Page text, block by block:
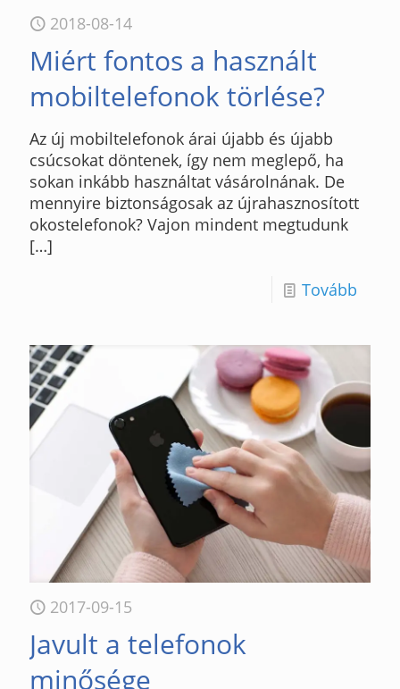
2018-08-14
Miért fontos a használt
mobiltelefonok törlése?
Az új mobiltelefonok árai újabb és újabb
csúcsokat döntenek, így nem meglepő, ha
sokan inkább használtat vásárolnának. De
mennyire biztonságosak az újrahasznosított
okostelefonok? Vajon mindent megtudunk
[…]
Tovább
2017-09-15
Javult a telefonok
minősége